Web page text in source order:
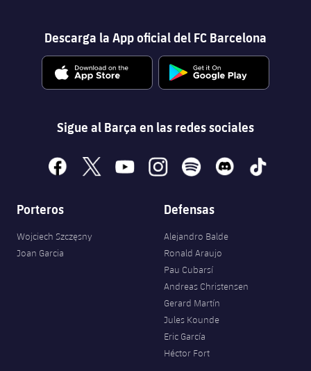
Descarga la App oficial del FC Barcelona
Sigue al Barça en las redes sociales
facebook
x youtubeinstagramspotify discord tiktok
Porteros
Wojciech Szczęsny
Joan Garcia
Defensas
Alejandro Balde
Ronald Araujo
Pau Cubarsí
Andreas Christensen
Gerard Martín
Jules Kounde
Eric García
Héctor Fort